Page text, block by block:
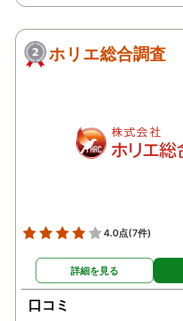
ホリエ総合調査
4.0点(7件)
詳細を見る
口コミ